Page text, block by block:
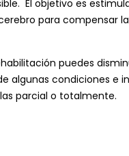
El objetivo es
para compensar
puedes
algunas condiciones e
parcial o totalmente.